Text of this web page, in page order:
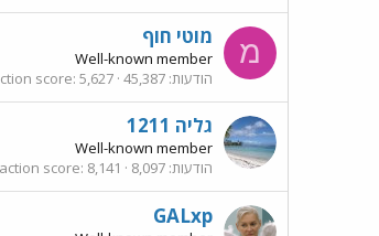
מ מוטי חוף
Well-known member
הודעות 45,387
score 5,627
גליה 1211
Well-known member
הודעות 8,097
score 8,141
GALxp